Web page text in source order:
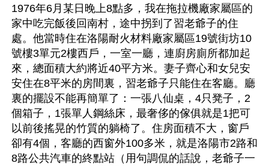
1976年6月某日晚上8點多，我在拖拉機廠家屬區的
家中吃完飯後回南村，途中拐到了習老爺子的住
處。他當時住在洛陽耐火材料廠家屬區19號街坊10
號樓3單元2樓西戶，一室一廳，連廚房廁所都加起
來，總面積大約將近40平方米。妻子齊心和女兒安
安住在8平米的房間裏，習老爺子只能住在客廳。廳
裏的擺設不能再簡單了：一張八仙桌，4只凳子，2
個箱子，1張單人鋼絲床，最奢侈的傢俱就是1把可
以前後搖晃的竹質的躺椅了。住房面積不大，窗戶
卻有4個，客廳的西窗外100多米，就是洛陽市2路和
8路公共汽車的終點站（用句調侃的話說，老爺子一